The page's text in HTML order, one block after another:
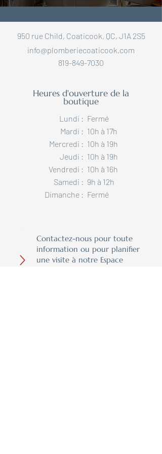
950 rue Child, Coaticook, QC, J1A 2S5
info@plomberiecoaticook.com
819-849-7030
Heures d'ouverture de la
boutique
Lundi :
Mardi :
Mercredi :
Jeudi :
Vendredi :
Samedi :
Dimanche :​
Fermé
10h à 17h
10h à 19h
10h à 19h
10h à 16h
9h à 12h
Fermé​
Contactez-nous pour toute
information ou pour planifier
une visite à notre Espace